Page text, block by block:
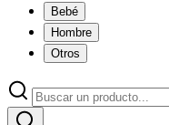
Bebé
Hombre
Otros